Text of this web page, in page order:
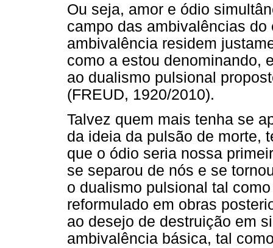
Ou seja, amor e ódio
campo das ambivalências
ambivalência residem
como a estou denominando,
ao dualismo pulsional
(FREUD, 1920/2010).
Talvez quem mais tenha se
da ideia da pulsão de morte,
que o ódio seria nossa
se separou de nós e se
o dualismo pulsional tal
reformulado em obras
ao desejo de destruição em
ambivalência básica, tal